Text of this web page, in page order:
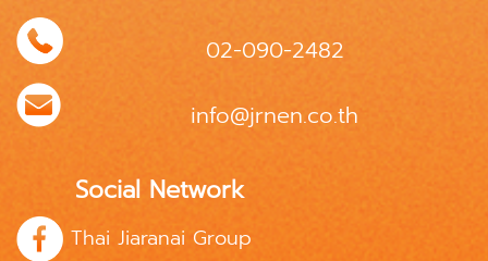
02-090-2482
info@jrnen.co.th
Social Network
Thai Jiaranai Group